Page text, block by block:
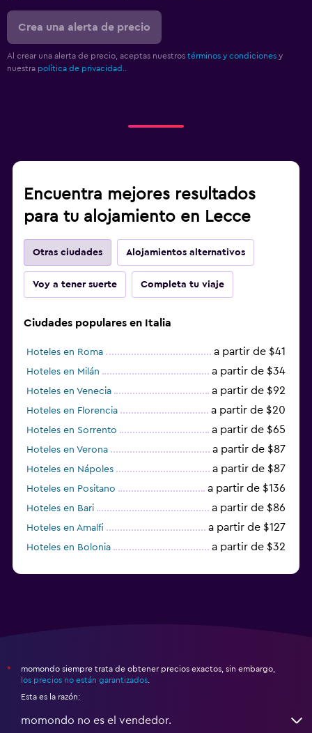
Crea una alerta de precio
Al crear una alerta de precio, aceptas nuestros términos y condiciones y
nuestra política de privacidad.
Encuentra mejores resultados
para tu alojamiento en Lecce
Otras ciudades Alojamientos alternativos
Voy a tener suerte Completa tu viaje
Ciudades populares en Italia
Hoteles en Roma a partir de $41
Hoteles en Milán a partir de $34
Hoteles en Venecia a partir de $92
Hoteles en Florencia a partir de $20
Hoteles en Sorrento a partir de $65
Hoteles en Verona a partir de $87
Hoteles en Nápoles a partir de $87
Hoteles en Positano a partir de $136
Hoteles en Bari a partir de $86
Hoteles en Amalfi a partir de $127
Hoteles en Bolonia a partir de $32
*
momondo siempre trata de obtener precios exactos, sin embargo,
los precios no están garantizados
Esta es la razón:
momondo no es el vendedor.